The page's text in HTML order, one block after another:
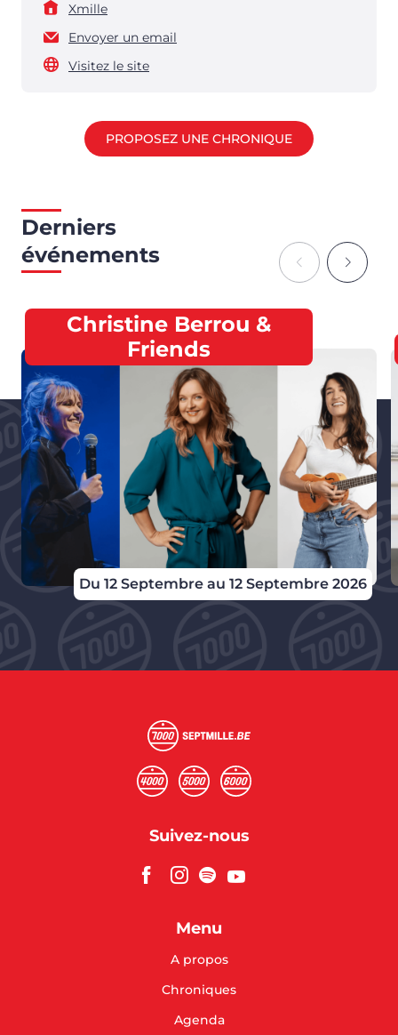
Xmille
Envoyer un email
Visitez le site
PROPOSEZ UNE CHRONIQUE
Derniers
événements
Du 12 Septembre au 12 Septembre 2026
Christine Berrou &
Friends
Suivez-nous
Menu
A propos
Chroniques
Agenda